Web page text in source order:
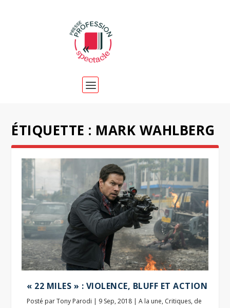
ÉTIQUETTE : MARK WAHLBERG
« 22 MILES » : VIOLENCE, BLUFF ET ACTION
Posté parTony Parodi | 9 Sep, 2018 |A la une, Critiques, de